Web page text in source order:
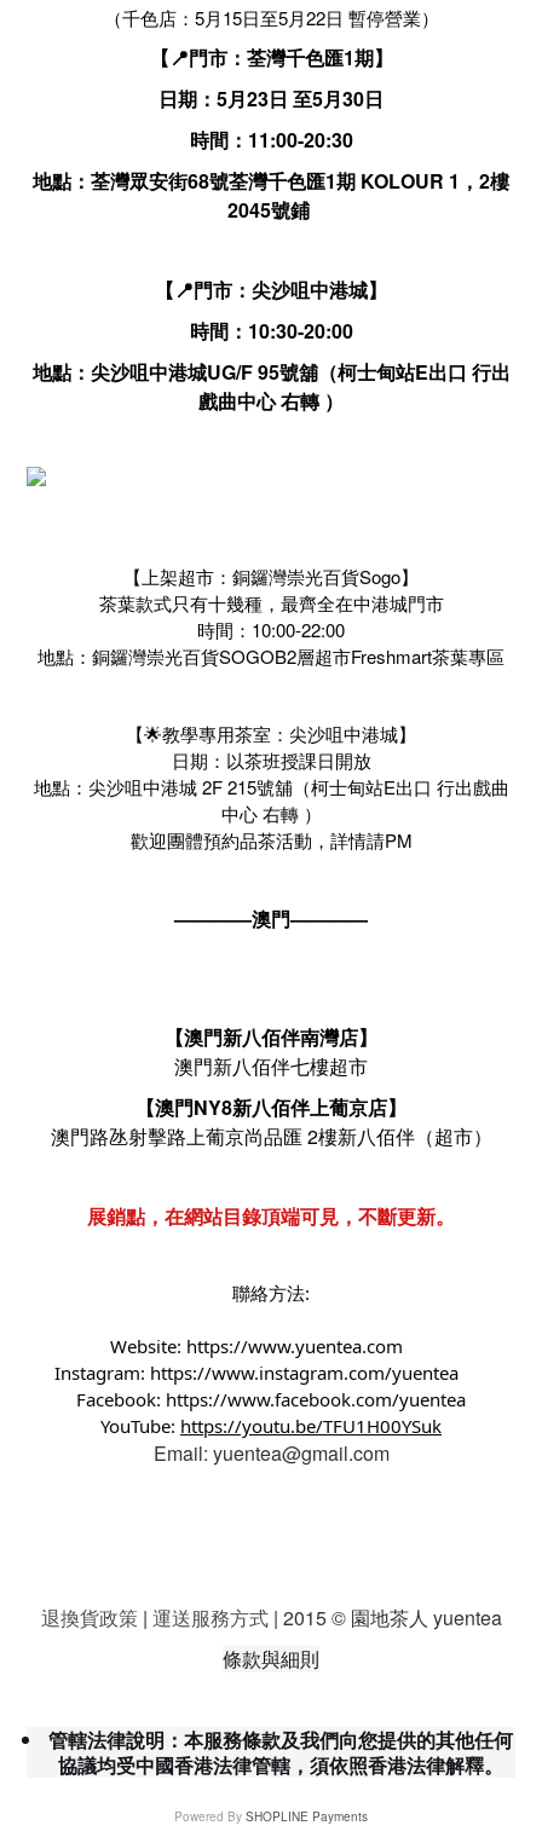
（千色店：5月15日至5月22日 暫停營業）
【📍門市：荃灣千色匯1期】
日期：5月23日 至5月30日
時間：11:00-20:30
地點：荃灣眾安街68號荃灣千色匯1期 KOLOUR 1，2樓
2045號鋪
【📍門市：尖沙咀中港城】
時間：10:30-20:00
地點：尖沙咀中港城UG/F 95號舖（柯士甸站E出口 行出
戲曲中心 右轉 ）
【上架超市：銅鑼灣崇光百貨Sogo】
茶葉款式只有十幾種，最齊全在中港城門市
時間：10:00-22:00
地點：銅鑼灣崇光百貨SOGOB2層超市Freshmart茶葉專區
【🌟教學專用茶室：尖沙咀中港城】
日期：以茶班授課日開放
地點：尖沙咀中港城 2F 215號舖（柯士甸站E出口 行出戲曲
中心 右轉 ）
歡迎團體預約品茶活動，詳情請PM
————澳門————
【澳門新八佰伴南灣店】
澳門新八佰伴七樓超市
【澳門NY8新八佰伴上葡京店】
澳門路氹射擊路上葡京尚品匯 2樓新八佰伴（超市）
展銷點，在網站目錄頂端可見，不斷更新。
聯絡方法:
Website: https://www.yuentea.com
Instagram: https://www.instagram.com/yuentea
Facebook: https://www.facebook.com/yuentea
YouTube: https://youtu.be/TFU1H00YSuk
Email: yuentea@gmail.com
退換貨政策| 運送服務方式| 2015 © 園地茶人 yuentea
條款與細則
管轄法律說明：本服務條款及我們向您提供的其他任何
協議均受中國香港法律管轄，須依照香港法律解釋。
Powered By SHOPLINE Payments